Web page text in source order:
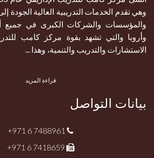
وهي تقدم الخدمات التدريبية العالية الجودة
والمؤسسات والشركات الكبرى في جميع
وأروبا والتي تشهد بقوة مركز كامب
الاستشارات والتدريب والتنمية، وهذا ...
قراءة المزيد
بيانات التواصل
+971 6 7488961
+971 6 7418659